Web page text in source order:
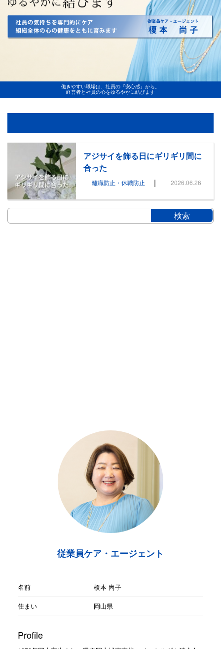
働きやすい職場は、社員の『安心感』から。
経営者と社員の心をゆるやかに結びます
アジサイを飾る日にギリギリ間に
合った
離職防止・休職防止 | 2026.06.26
従業員ケア・エージェント
名前
榎本 尚子
住まい
岡山県
Profile